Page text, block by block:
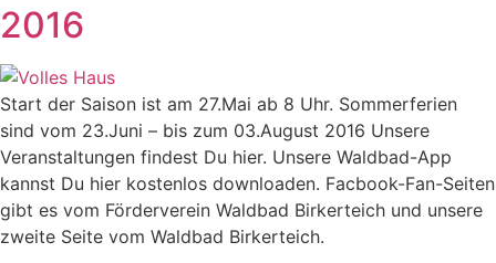
2016
Start der Saison ist am 27.Mai ab 8 Uhr. Sommerferien
sind vom 23.Juni – bis zum 03.August 2016 Unsere
Veranstaltungen findest Du hier. Unsere Waldbad-App
kannst Du hier kostenlos downloaden. Facbook-Fan-Seiten
gibt es vom Förderverein Waldbad Birkerteich und unsere
zweite Seite vom Waldbad Birkerteich.